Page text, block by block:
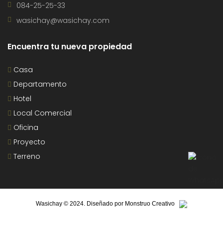
084-25-25-33
wasichay@wasichay.com
Encuentra tu nueva propiedad
Casa
Departamento
Hotel
Local Comercial
Oficina
Proyecto
Terreno
Wasichay © 2024. Diseñado por Monstruo Creativo